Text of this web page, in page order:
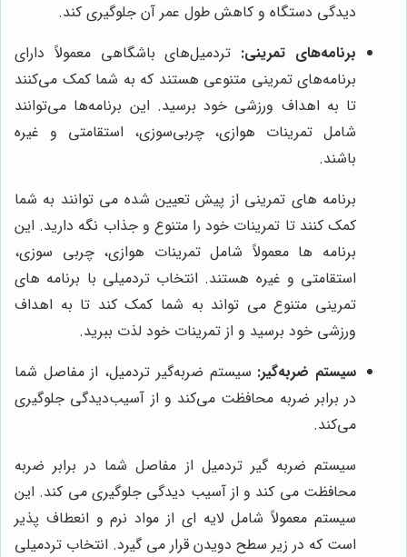
دیدگی دستگاه و کاهش طول عمر آن جلوگیری کند.
برنامه‌های تمرینی: تردمیل‌های باشگاهی معمولاً دارای
برنامه‌های تمرینی متنوعی هستند که به شما کمک می‌کنند
تا به اهداف ورزشی خود برسید. این برنامه‌ها می‌توانند
شامل تمرینات هوازی، چربی‌سوزی، استقامتی و غیره
باشند.
برنامه های تمرینی از پیش تعیین شده می توانند به شما
کمک کنند تا تمرینات خود را متنوع و جذاب نگه دارید. این
برنامه ها معمولاً شامل تمرینات هوازی، چربی سوزی،
استقامتی و غیره هستند. انتخاب تردمیلی با برنامه های
تمرینی متنوع می تواند به شما کمک کند تا به اهداف
ورزشی خود برسید و از تمرینات خود لذت ببرید.
سیستم ضربه‌گیر: سیستم ضربه‌گیر تردمیل، از مفاصل شما
در برابر ضربه محافظت می‌کند و از آسیب‌دیدگی جلوگیری
می‌کند.
سیستم ضربه گیر تردمیل از مفاصل شما در برابر ضربه
محافظت می کند و از آسیب دیدگی جلوگیری می کند. این
سیستم معمولاً شامل لایه ای از مواد نرم و انعطاف پذیر
است که در زیر سطح دویدن قرار می گیرد. انتخاب تردمیلی